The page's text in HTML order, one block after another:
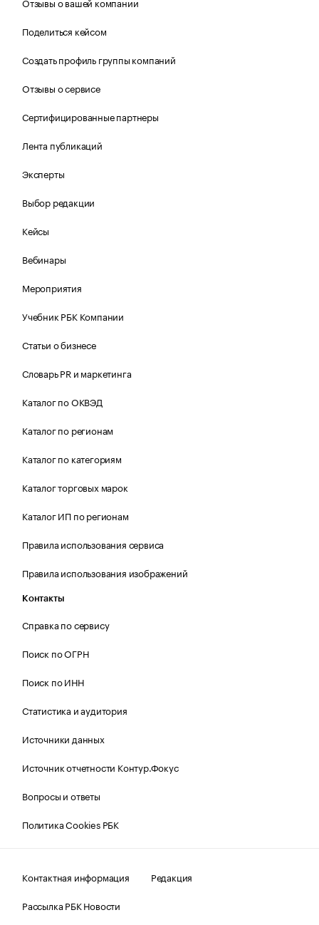
Поделиться кейсом
Создать профиль группы компаний
Отзывы о сервисе
Сертифицированные партнеры
Лента публикаций
Эксперты
Выбор редакции
Кейсы
Вебинары
Мероприятия
Учебник РБК Компании
Статьи о бизнесе
Словарь PR и маркетинга
Каталог по ОКВЭД
Каталог по регионам
Каталог по категориям
Каталог торговых марок
Каталог ИП по регионам
Правила использования сервиса
Правила использования изображений
Контакты
Справка по сервису
Поиск по ОГРН
Поиск по ИНН
Статистика и аудитория
Источники данных
Источник отчетности Контур.Фокус
Вопросы и ответы
Политика Cookies РБК
Контактная информация
Редакция
Рассылка РБК Новости